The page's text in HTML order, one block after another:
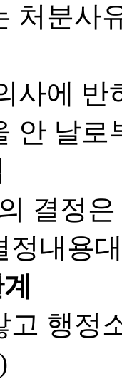
처분사
사에
안 날로
결정
정내용
고 행정